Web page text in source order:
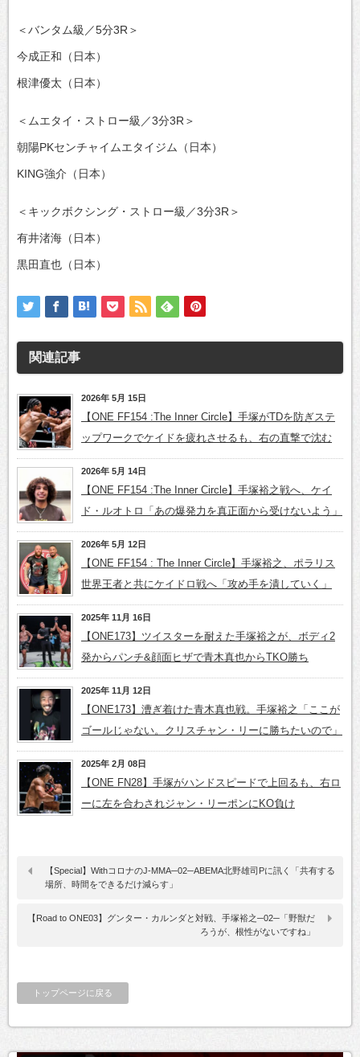
＜バンタム級／5分3R＞
今成正和（日本）
根津優太（日本）
＜ムエタイ・ストロー級／3分3R＞
朝陽PKセンチャイムエタイジム（日本）
KING強介（日本）
＜キックボクシング・ストロー級／3分3R＞
有井渚海（日本）
黒田直也（日本）
関連記事
2026年 5月 15日
【ONE FF154 :The Inner Circle】手塚がTDを防ぎステ
ップワークでケイドを疲れさせるも、右の直撃で沈む
2026年 5月 14日
【ONE FF154 :The Inner Circle】手塚裕之戦へ、ケイ
ド・ルオトロ「あの爆発力を真正面から受けないよう」
2026年 5月 12日
【ONE FF154 : The Inner Circle】手塚裕之、ポラリス
世界王者と共にケイドロ戦へ「攻め手を潰していく」
2025年 11月 16日
【ONE173】ツイスターを耐えた手塚裕之が、ボディ2
発からパンチ&顔面ヒザで青木真也からTKO勝ち
2025年 11月 12日
【ONE173】漕ぎ着けた青木真也戦。手塚裕之「ここが
ゴールじゃない。クリスチャン・リーに勝ちたいので」
2025年 2月 08日
【ONE FN28】手塚がハンドスピードで上回るも、右ロ
ーに左を合わされジャン・リーポンにKO負け
【Special】WithコロナのJ-MMA─02─ABEMA北野雄司Pに訊く「共有する
場所、時間をできるだけ減らす」
【Road to ONE03】グンター・カルンダと対戦、手塚裕之─02─「野獣だ
ろうが、根性がないですね」
トップページに戻る